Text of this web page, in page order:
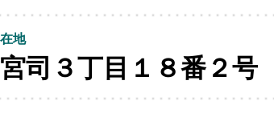
地
司３丁目１８番２号